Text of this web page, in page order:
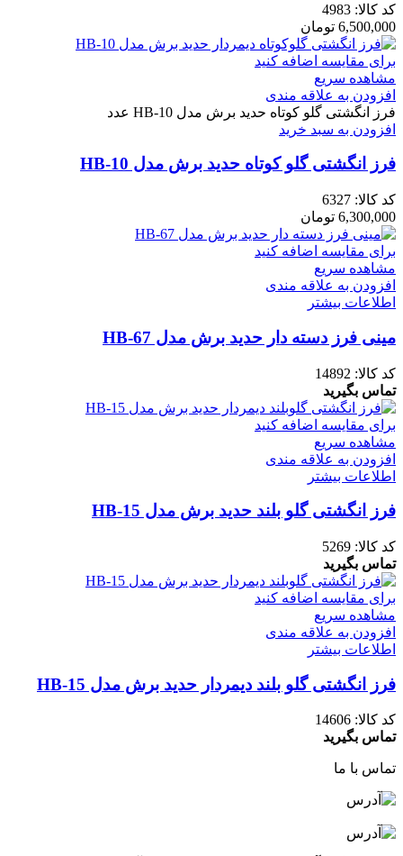
کد کالا: 4983
6,500,000 تومان
برای مقایسه اضافه کنید
مشاهده سریع
افزودن به علاقه مندی
فرز انگشتی گلو کوتاه حدید برش مدل HB-10 عدد
افزودن به سبد خرید
فرز انگشتی گلو کوتاه حدید برش مدل HB-10
کد کالا: 6327
6,300,000 تومان
برای مقایسه اضافه کنید
مشاهده سریع
افزودن به علاقه مندی
اطلاعات بیشتر
مینی فرز دسته دار حدید برش مدل HB-67
کد کالا: 14892
تماس بگیرید
برای مقایسه اضافه کنید
مشاهده سریع
افزودن به علاقه مندی
اطلاعات بیشتر
فرز انگشتی گلو بلند حدید برش مدل HB-15
کد کالا: 5269
تماس بگیرید
برای مقایسه اضافه کنید
مشاهده سریع
افزودن به علاقه مندی
اطلاعات بیشتر
فرز انگشتی گلو بلند دیمردار حدید برش مدل HB-15
کد کالا: 14606
تماس بگیرید
تماس با ما